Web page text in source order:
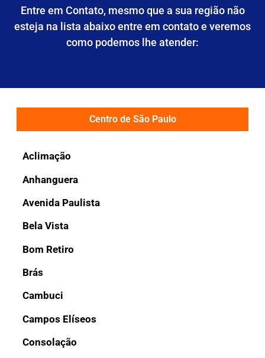
Entre em Contato, mesmo que a sua região não
esteja na lista abaixo entre em contato e veremos
como podemos lhe atender:
Centro de São Paulo
Aclimação
Anhanguera
Avenida Paulista
Bela Vista
Bom Retiro
Brás
Cambuci
Campos Elíseos
Consolação